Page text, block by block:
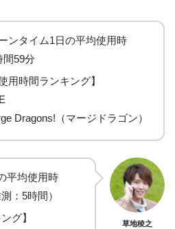
ンタイム1日の平均使用時
間59分
用時間ランキング】
Dragons!（マージドラゴン）
平均使用時
：5時間）
グ】
草地稜之